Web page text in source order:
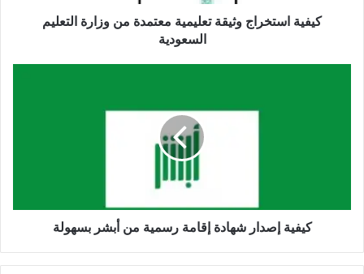
كيفية استخراج وثيقة تعليمية معتمدة من وزارة التعليم
السعودية
كيفية إصدار شهادة إقامة رسمية من أبشر بسهولة